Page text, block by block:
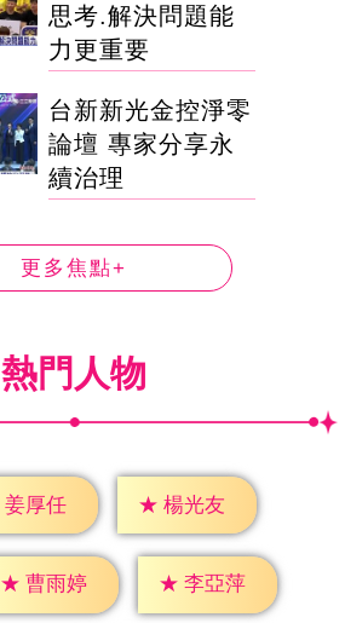
思考.解決問題能
力更重要
台新新光金控淨零
論壇 專家分享永
續治理
更多焦點+
熱門人物
姜厚任 ★ 楊光友
★ 曹雨婷 ★ 李亞萍